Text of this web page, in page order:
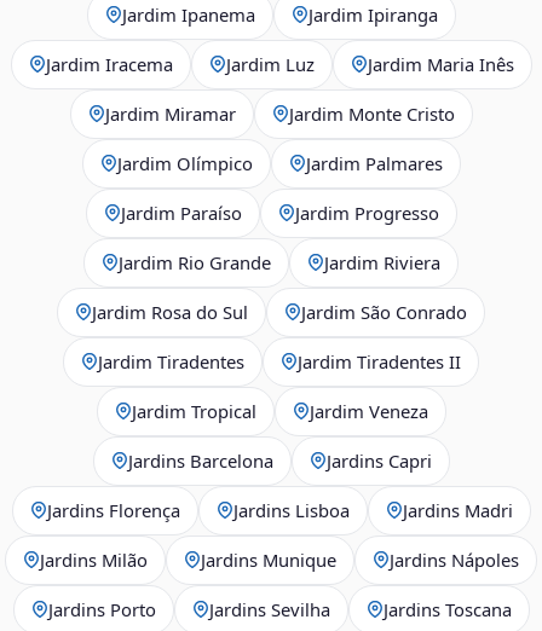
Jardim Ipanema Jardim Ipiranga
Jardim Iracema Jardim Luz Jardim Maria Inês
Jardim Miramar Jardim Monte Cristo
Jardim Olímpico Jardim Palmares
Jardim Paraíso Jardim Progresso
Jardim Rio Grande Jardim Riviera
Jardim Rosa do Sul Jardim São Conrado
Jardim Tiradentes Jardim Tiradentes II
Jardim Tropical Jardim Veneza
Jardins Barcelona Jardins Capri
Jardins Florença Jardins Lisboa Jardins Madri
Jardins Milão Jardins Munique Jardins Nápoles
Jardins Porto Jardins Sevilha Jardins Toscana